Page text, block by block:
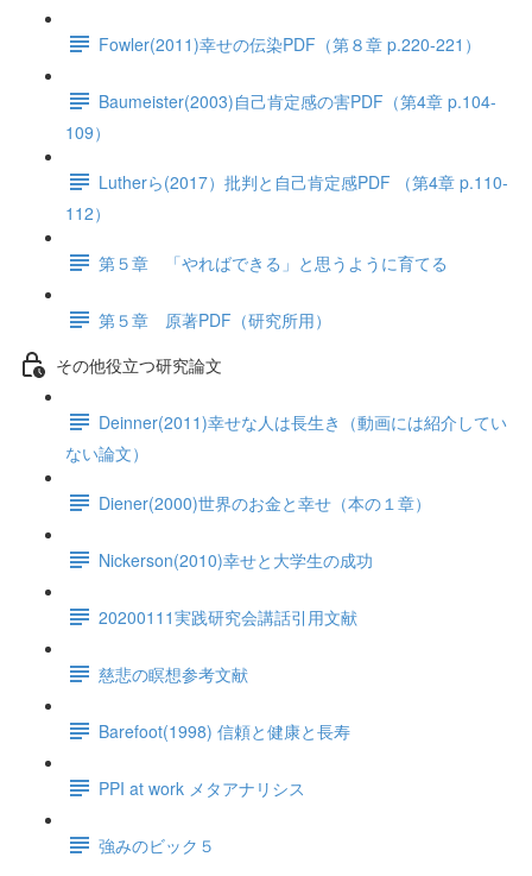
Fowler(2011)幸せの伝染PDF（第８章 p.220-221）
Baumeister(2003)自己肯定感の害PDF（第4章 p.104-
109）
Lutherら(2017）批判と自己肯定感PDF （第4章 p.110-
112）
第５章 「やればできる」と思うように育てる
第５章 原著PDF（研究所用）
その他役立つ研究論文
Deinner(2011)幸せな人は長生き（動画には紹介してい
ない論文）
Diener(2000)世界のお金と幸せ（本の１章）
Nickerson(2010)幸せと大学生の成功
20200111実践研究会講話引用文献
慈悲の瞑想参考文献
Barefoot(1998) 信頼と健康と長寿
PPI at work メタアナリシス
強みのビック５